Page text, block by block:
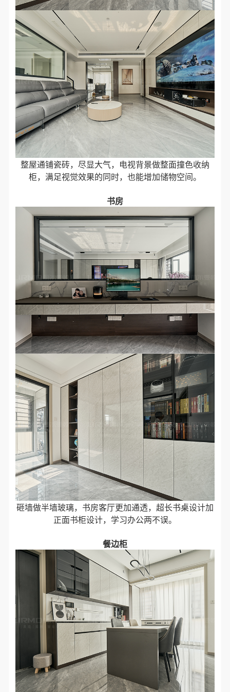
整屋通铺瓷砖，尽显大气，电视背景做整面撞色收纳
柜，满足视觉效果的同时，也能增加储物空间。
书房
砸墙做半墙玻璃，书房客厅更加通透，超长书桌设计加
正面书柜设计，学习办公两不误。
餐边柜